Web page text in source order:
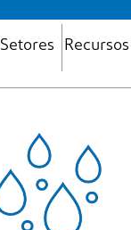
Setores Recursos